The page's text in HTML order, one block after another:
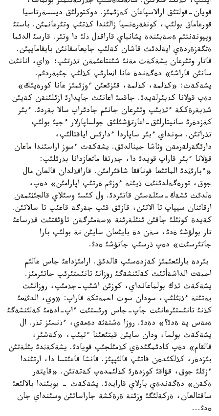
قويان-قولتئق ارالاسپاعان كةزئمئز. دوكتورلئق ديسسةرتاسيا
قورعاماق بولئپ، كونفةرةنسيا زالئندا كذتئپ وتئرعانمئن. باستئ
وپپونةنتئم ةسةبئندة يشانباي قاراقذل ذلئ دا وتئر. قارسئ الدئما
ةثگةزةردةي ايةلدئث قاشان كةلئپ جايعاسقانئن بايقاماپپئن.
قاتار وتئرعان يشةكةث مةنئ شئنتاعئمةن تذرتئپ؛ «اي، انانئث
سانئن قاراشئ» دةگةندة عانا اثعارئپ كذلئپ جئبةردئم.
يشةكةث: «كذلمة، كذلمة، قئزئعئن ءوزئمئز عانا كورةيئك»
دةپ قؤلانا كذبئرلةيدئ. جاقسئ اعانئث جايدارئ ازئلئنةن كةيئن
شذبةرةككة ءتذيئپ وتئرعان جانئم جادئراپ سالا بةردئ. ءبئر
كةزدةرئ سانيتارلئق-اعارتؤشئلئق جولساپارلار ءجيئ بولئپ
تذراتئن. سونداي ءبئر ساپاردا ءدارئس اياقتالئپ،
دارئگةرلةرمةن وثاشا جينالدئق. يشةكةث ءسوز اراسئندا ماعان
قؤلانا ءبئر قاراپ قويدئ دا، جذرتقا ماثعازدانا بذرئلئپ:
«ءبارئثدئ الماتئعا قوناققا شاقئرامئن. قاراقذلدان قالعان مال
جوق، تورةگةلدئنئث ذيئنة ءوزئم ةرتئپ اپارامئن» دةپ،
ةلدئث ئشةك-سئلةسئن قاتئردئ. ول كئسئ وسئلاي قالجئثئمةن
ارقاثنان سيپاپ تا الاتئن، قازئق قئپ جةرگة قاعئپ تا سالاتئن.
كةيدة كوثئلئ جاقئن ئنئلةرئنة «سةمئرگةن تاؤئقتئث قذرساعئ
تار بولؤشئ ةدئ، سةن دة بايئعان سايئن نة بولئپ بارا
جاتئرسئث» دةپ ذرسئپ جاتؤشئ ةدئ.
بئردة بارلئعئمئز كةزدةسئپ قالدئق. ارامئزداعئ جاس عالئم
احمةت الداشةأتئث كةلئنشةگئ روزانئ تانئستئرئپ جاتئرمئز.
يشةكةث تذك بولماعانداي، كوزئن اشئپ-جذمئپ، روزانئث
بةتئنة ءذثئلئپ، سودان سوث احمةتكة قاراپ: «وي، الدئثعئ
كذنئ تانئستئرعانئث جاپ-جاس ورئستئث ءاپ-ادةمئ كةلئنشةگئ
ةمةس پة ةدئ؟» دةدئ. روزا ةشتةثة دةمةي، ءذنسئز تذر. ال
يشةكةث بولسا، ودان سايئن قيتئعئنا ءتيئپ، «كةشئر،
قالقام» دةپ كادئمگئدةي كذمئلجئپ قويادئ. يشةكةثدئ بئلةتئن
بئزدةر، كذلكئدةن قاتئپ قالئپپئز. قانشا قاعئتسا دا، ارتئندا
ءزئلئ جوق، قؤاقئ كوزدةرئ كذلئمدةپ كةتةتئن. «قايتةر
ةكةن» دةگةندةي بارلاي قارايدئ. يشةكةث - بويئندا بالالئعئ
ساقتالعان، ةركةلئگئ وزئنة ةرةكشة جاراساتئن وسئنداي جان
ةدئ...